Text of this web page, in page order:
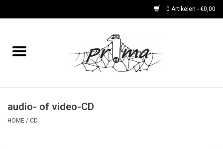
0 Artikelen - €0,00
Home
DVD's en CD's
audio- of video-CD
HOME / CD